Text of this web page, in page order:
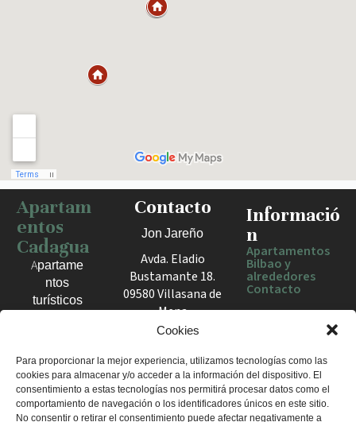
Cookies
Para proporcionar la mejor experiencia, utilizamos tecnologías como las
cookies para almacenar y/o acceder a la información del dispositivo. El
consentimiento a estas tecnologías nos permitirá procesar datos como el
comportamiento de navegación o los identificadores únicos en este sitio.
No consentir o retirar el consentimiento puede afectar negativamente a
Haz clic para activar el mapa
Apartam
entos
Cadagua
Apartame
ntos
turísticos
el Valle
de Mena.
Estancias
cómodas
Contacto
Jon Jareño
Avda. Eladio
Bustamante 18.
09580 Villasana de
Mena
España
+34 675 602
960
apartamentosc
Informació
n
Apartamentos
Bilbao y
alrededores
Contacto